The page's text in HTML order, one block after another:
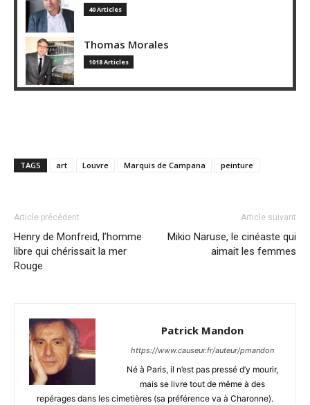
40 Articles
Thomas Morales
1018 Articles
TAGS art Louvre Marquis de Campana peinture
Article précédent
Henry de Monfreid, l’homme
libre qui chérissait la mer
Rouge
Article suivant
Mikio Naruse, le cinéaste qui
aimait les femmes
Patrick Mandon
https://www.causeur.fr/auteur/pmandon
Né à Paris, il n’est pas pressé d’y mourir,
mais se livre tout de même à des
repérages dans les cimetières (sa préférence va à Charonne).